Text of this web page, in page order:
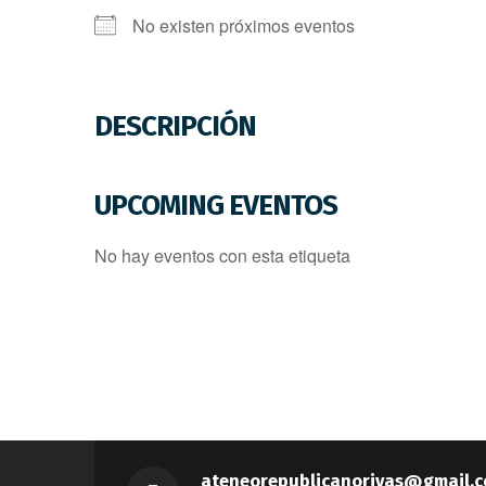
No existen próximos eventos
DESCRIPCIÓN
UPCOMING EVENTOS
No hay eventos con esta etiqueta